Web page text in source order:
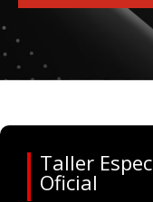
Taller
Oficial